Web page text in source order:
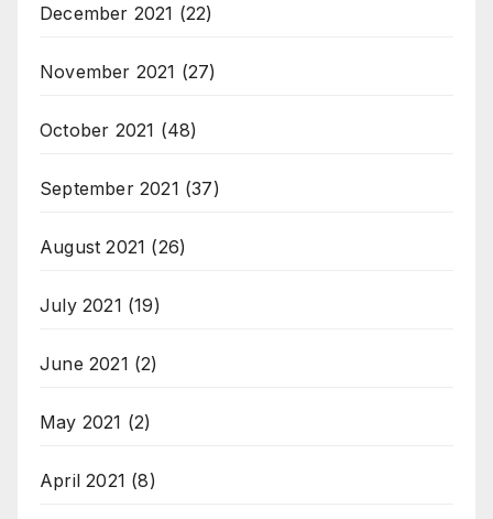
December 2021 (22)
November 2021 (27)
October 2021 (48)
September 2021 (37)
August 2021 (26)
July 2021 (19)
June 2021 (2)
May 2021 (2)
April 2021 (8)